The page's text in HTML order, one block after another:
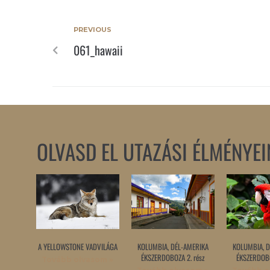
PREVIOUS
061_hawaii
OLVASD EL UTAZÁSI
A YELLOWSTONE VADVILÁGA
KOLUMBIA, DÉL-AMERIKA
ÉKSZERDOBOZA 2. rész
KOLUMBIA,